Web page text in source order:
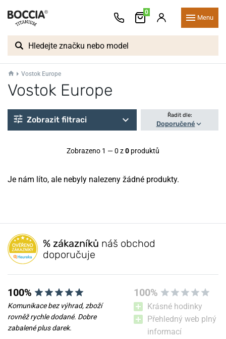
0
Menu
Vostok Europe
Vostok Europe
Zobrazit filtraci Řadit dle:
Doporučené
Zobrazeno 1 — 0 z0 produktů
Je nám líto, ale nebyly nalezeny žádné produkty.
% zákazníků náš obchod
doporučuje
100%
Komunikace bez výhrad, zboží
rovněž rychle dodané. Dobre
zabalené plus darek.
100%
Krásné hodinky
Přehledný web plný
informací